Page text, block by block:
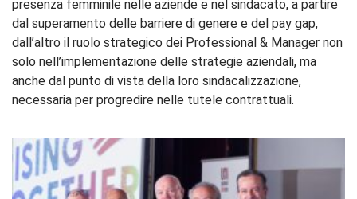
presenza femminile nelle aziende e nel sindacato, a partire
dal superamento delle barriere di genere e del pay gap,
dall’altro il ruolo strategico dei Professional & Manager non
solo nell’implementazione delle strategie aziendali, ma
anche dal punto di vista della loro sindacalizzazione,
necessaria per progredire nelle tutele contrattuali.